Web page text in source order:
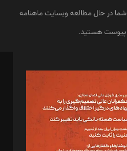
شما در حال مطالعه وبسایت ماهنامه
پیوست هستید.